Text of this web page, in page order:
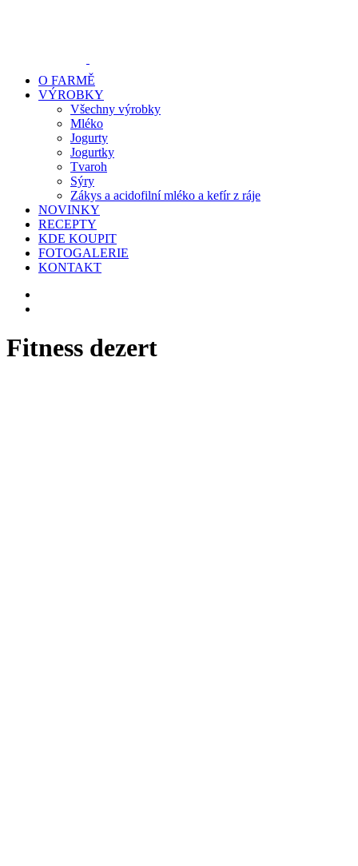
O FARMĚ
VÝROBKY
Všechny výrobky
Mléko
Jogurty
Jogurtky
Tvaroh
Sýry
Zákys a acidofilní mléko a kefír z ráje
NOVINKY
RECEPTY
KDE KOUPIT
FOTOGALERIE
KONTAKT
Fitness dezert